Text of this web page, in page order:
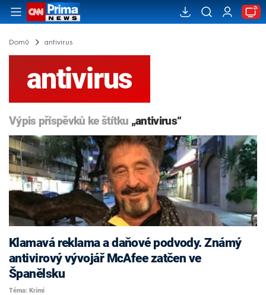
Domů antivirus
antivirus
Výpis příspěvků ke štítku „antivirus“
Klamavá reklama a daňové podvody. Známý
antivirový vývojář McAfee zatčen ve
Španělsku
Téma: Krimi